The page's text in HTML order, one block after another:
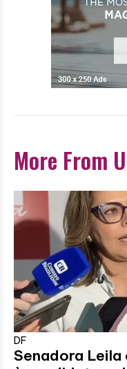
More From
DF
Senadora